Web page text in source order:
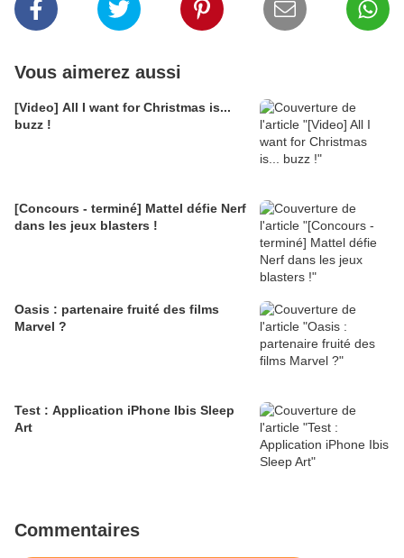
Vous aimerez aussi
[Video] All I want for Christmas is...
buzz !
[Concours - terminé] Mattel défie Nerf
dans les jeux blasters !
Oasis : partenaire fruité des films
Marvel ?
Test : Application iPhone Ibis Sleep
Art
Commentaires